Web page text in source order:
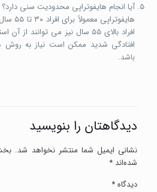
آیا انجام هایفوتراپی محدودیت سنی دارد؟
افراد بالای ۵۵ سال نیز می توانند
افتادگی شدید ممکن است نیاز به روش
باشد.
دیدگاهتان را بنویسید
نشانی ایمیل شما منتشر نخواهد شد.
شده‌اند *
دیدگاه*